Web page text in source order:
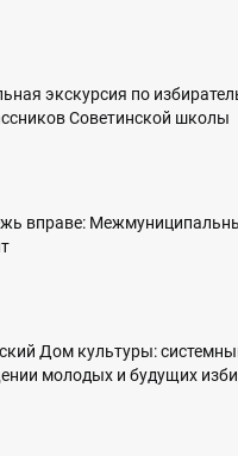
экскурсия по
Советинской школы
вправе:
Дом культуры:
молодых и будущих